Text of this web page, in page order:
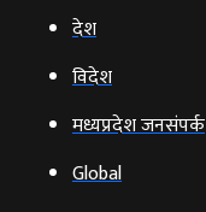
देश
विदेश
मध्यप्रदेश जनसंपर्क
Global